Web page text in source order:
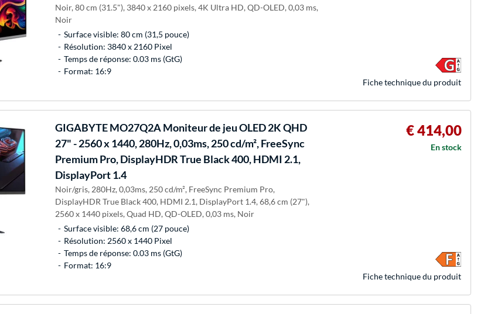
Noir, 80 cm (31.5"), 3840 x 2160 pixels, 4K Ultra HD, QD-OLED, 0,03 ms,
Noir
Surface visible: 80 cm (31,5 pouce)
Résolution: 3840 x 2160 Pixel
Temps de réponse: 0.03 ms (GtG)
Format: 16:9
Fiche technique du produit
GIGABYTEMO27Q2A Moniteur de jeu OLED 2K QHD
27" - 2560 x 1440, 280Hz, 0,03ms, 250 cd/m², FreeSync
Premium Pro, DisplayHDR True Black 400, HDMI 2.1,
DisplayPort 1.4
Noir/gris, 280Hz, 0,03ms, 250 cd/m², FreeSync Premium Pro,
DisplayHDR True Black 400, HDMI 2.1, DisplayPort 1.4, 68,6 cm (27"),
2560 x 1440 pixels, Quad HD, QD-OLED, 0,03 ms, Noir
Surface visible: 68,6 cm (27 pouce)
Résolution: 2560 x 1440 Pixel
Temps de réponse: 0.03 ms (GtG)
Format: 16:9
€ 414,00
En stock
Fiche technique du produit